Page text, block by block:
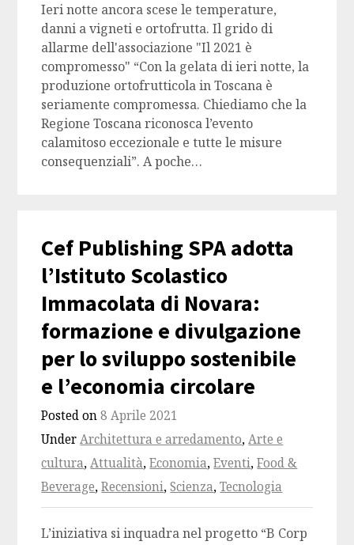
Ieri notte ancora scese le temperature,
danni a vigneti e ortofrutta. Il grido di
allarme dell'associazione "Il 2021 è
compromesso" “Con la gelata di ieri notte, la
produzione ortofrutticola in Toscana è
seriamente compromessa. Chiediamo che la
Regione Toscana riconosca l’evento
calamitoso eccezionale e tutte le misure
consequenziali”. A poche…
Cef Publishing SPA adotta
l’Istituto Scolastico
Immacolata di Novara:
formazione e divulgazione
per lo sviluppo sostenibile
e l’economia circolare
Posted on8 Aprile 2021
UnderArchitettura e arredamento,Arte e
cultura,Attualità,Economia,Eventi,Food &
Beverage,Recensioni,Scienza,Tecnologia
L’iniziativa si inquadra nel progetto “B Corp